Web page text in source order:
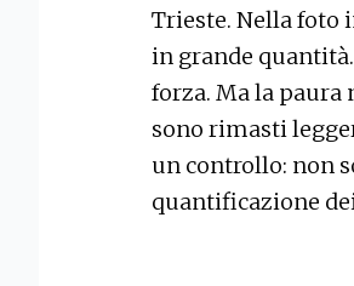
Trieste. Nella foto
in grande
forza. Ma la
sono rimasti
un controllo: non
quantificazione